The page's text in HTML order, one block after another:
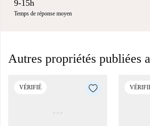
9-15h
Temps de réponse moyen
Autres propriétés publiées
VÉRIFIÉ